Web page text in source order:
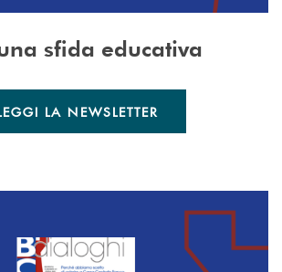
sfida educativa
LA NEWSLETTER